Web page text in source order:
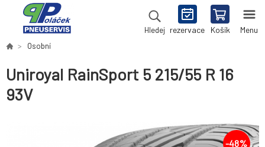
Hledej rezervace Košík Menu
Osobní
Uniroyal RainSport 5 215/55 R 16
93V
-48%